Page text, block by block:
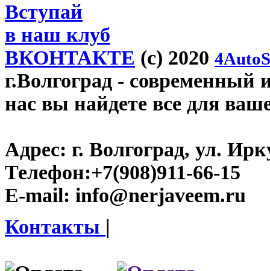
Вступай
в наш клуб
ВКОНТАКТЕ (c) 2020
г.Волгоград - современный
нас вы найдете все для
Адрес: г. Волгоград, ул.
Телефон:+7(908)911-66-15
E-mail: info@nerjaveem.ru
Контакты |